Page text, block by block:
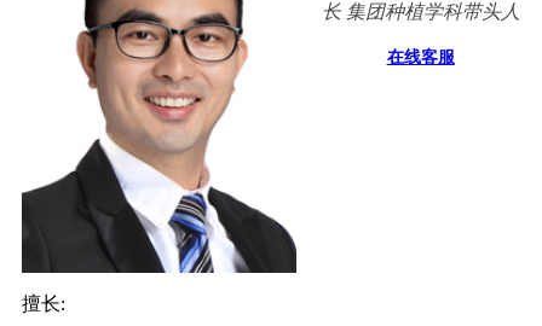
长 集团种植学科带头人
在线客服
擅长: